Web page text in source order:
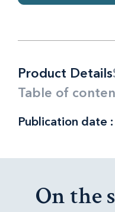
Product Details
Table of
Publication date :
On the